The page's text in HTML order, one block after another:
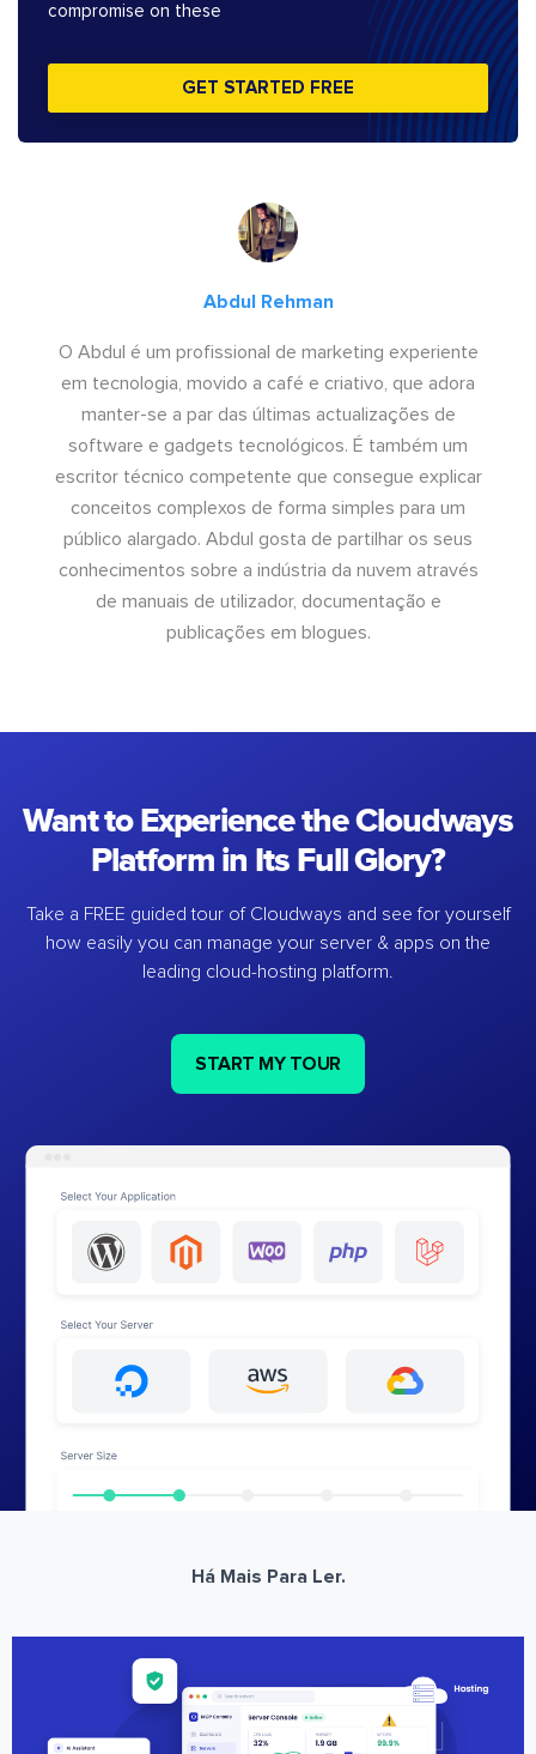
compromise on these
GET STARTED FREE
Abdul Rehman
O Abdul é um profissional de marketing experiente
em tecnologia, movido a café e criativo, que adora
manter-se a par das últimas actualizações de
software e gadgets tecnológicos. É também um
escritor técnico competente que consegue explicar
conceitos complexos de forma simples para um
público alargado. Abdul gosta de partilhar os seus
conhecimentos sobre a indústria da nuvem através
de manuais de utilizador, documentação e
publicações em blogues.
Want to Experience the Cloudways
Platform in Its Full Glory?
Take a FREE guided tour of Cloudways and see for yourself
how easily you can manage your server & apps on the
leading cloud-hosting platform.
START MY TOUR
Há Mais Para Ler.